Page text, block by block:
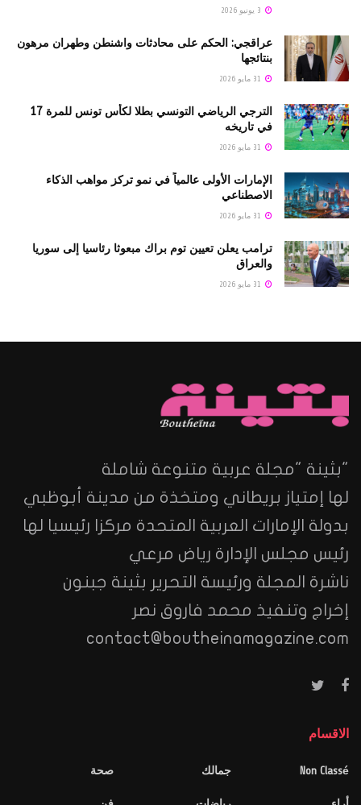
عراقجي: الحكم على محادثات واشنطن وطهران مرهون
بنتائجها
الترجي الرياضي التونسي بطلا لكأس تونس للمرة 17
في تاريخه
الإمارات الأولى عالمياً في نمو تركز مواهب الذكاء
الاصطناعي
ترامب يعلن تعيين توم براك مبعوثا رئاسيا إلى سوريا
والعراق
"بثينة "مجلة عربية متنوعة شاملة
لها إمتياز بريطاني ومتخذة من مدينة أبوظبي
بدولة الإمارات العربية المتحدة مركزا رئيسيا لها
رئيس مجلس الإدارة رياض مرعي
ناشرة المجلة ورئيسة التحرير بثينة جبنون
إخراج وتنفيذ محمد فاروق نصر
contact@boutheinamagazine.com
الاقسام
Non Classé
جمالك
صحة